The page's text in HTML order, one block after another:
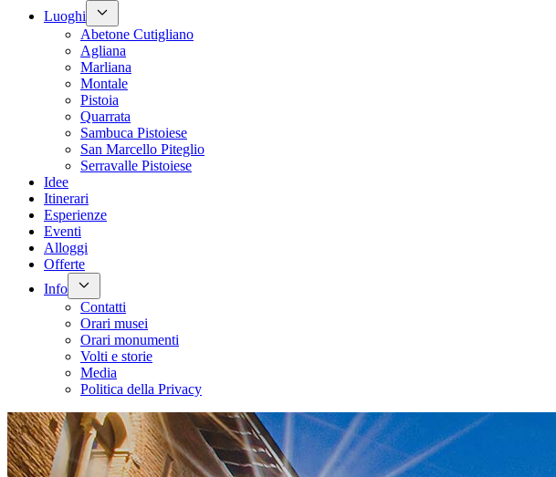
Luoghi
Abetone Cutigliano
Agliana
Marliana
Montale
Pistoia
Quarrata
Sambuca Pistoiese
San Marcello Piteglio
Serravalle Pistoiese
Idee
Itinerari
Esperienze
Eventi
Alloggi
Offerte
Info
Contatti
Orari musei
Orari monumenti
Volti e storie
Media
Politica della Privacy